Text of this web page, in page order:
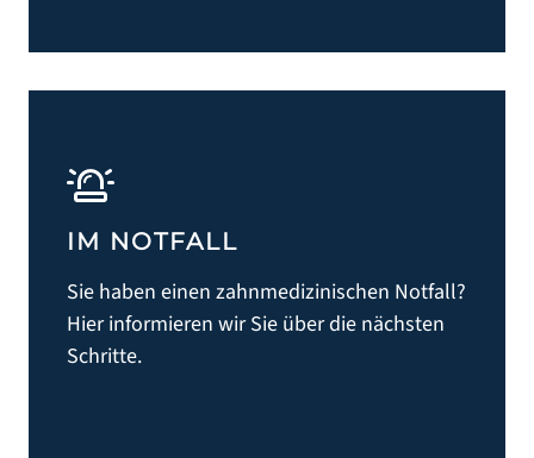
IM NOTFALL
Sie haben einen zahnmedizinischen Notfall?
Hier informieren wir Sie über die nächsten
Schritte.